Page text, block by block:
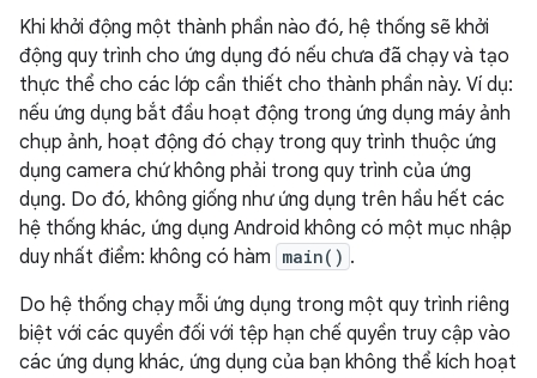
Khi khởi động một thành phần nào đó, hệ thống sẽ khởi
động quy trình cho ứng dụng đó nếu chưa đã chạy và tạo
thực thể cho các lớp cần thiết cho thành phần này. Ví dụ:
nếu ứng dụng bắt đầu hoạt động trong ứng dụng máy ảnh
chụp ảnh, hoạt động đó chạy trong quy trình thuộc ứng
dụng camera chứ không phải trong quy trình của ứng
dụng. Do đó, không giống như ứng dụng trên hầu hết các
hệ thống khác, ứng dụng Android không có một mục nhập
duy nhất điểm: không có hàm main() .
Do hệ thống chạy mỗi ứng dụng trong một quy trình riêng
biệt với các quyền đối với tệp hạn chế quyền truy cập vào
các ứng dụng khác, ứng dụng của bạn không thể kích hoạt